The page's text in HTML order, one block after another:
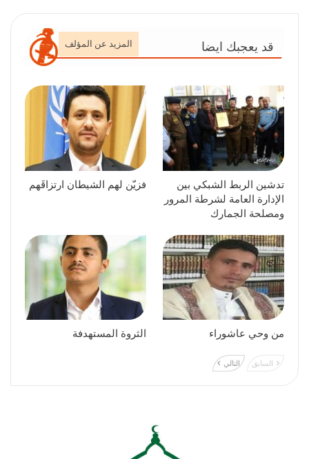
قد يعجبك ايضا المزيد عن المؤلف
تدشين الربط الشبكي بين
الإدارة العامة لشرطة المرور
ومصلحة الجمارك
فزيّن لهم الشيطان ارتزاقَهم
من وحي عاشوراء الثروة المستهدفة
السابق التالي